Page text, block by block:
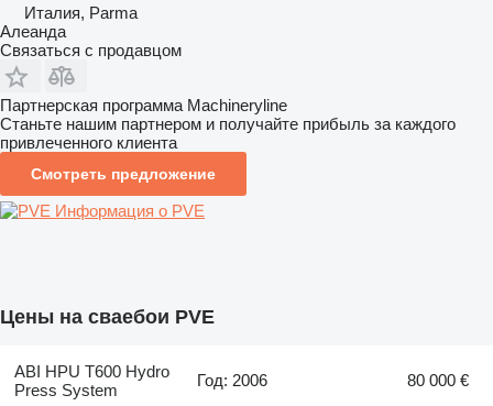
Италия, Parma
Алеанда
Связаться с продавцом
Партнерская программа Machineryline
Станьте нашим партнером и получайте прибыль за каждого
привлеченного клиента
Смотреть предложение
Информация о PVE
Цены на сваебои PVE
ABI HPU T600 Hydro
Press System
Год: 2006 80 000 €